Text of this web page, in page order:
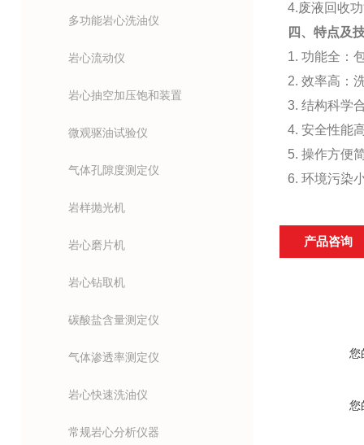
多功能岩心洗油仪
岩心流动仪
岩心抽空加压饱和装置
微观驱油试验仪
气体孔隙度测定仪
岩样抛光机
岩心磨片机
岩心钻取机
碳酸盐含量测定仪
气体渗透率测定仪
岩心快速洗油仪
常规岩心分析仪器
4.废液回收
四、特点及
1. 功能全：
2. 效率高：
3. 结构科学
4. 安全性能
5. 操作方便
6. 环境污染
产品咨询
您
您